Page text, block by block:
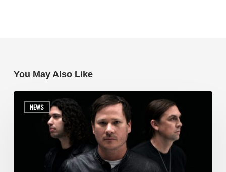
You May Also Like
NEWS